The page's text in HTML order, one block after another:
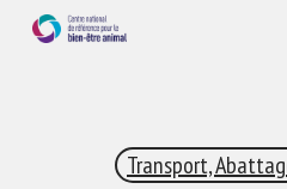
Transport,
RECEVEZ CHAQUE